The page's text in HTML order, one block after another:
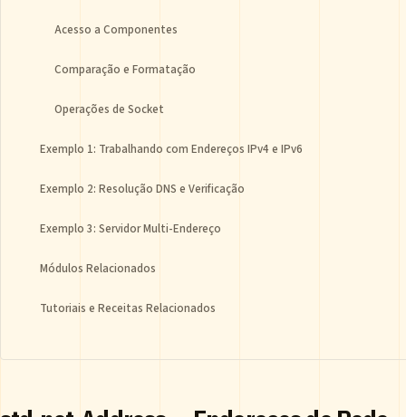
Acesso a Componentes
Comparação e Formatação
Operações de Socket
Exemplo 1: Trabalhando com Endereços IPv4 e IPv6
Exemplo 2: Resolução DNS e Verificação
Exemplo 3: Servidor Multi-Endereço
Módulos Relacionados
Tutoriais e Receitas Relacionados